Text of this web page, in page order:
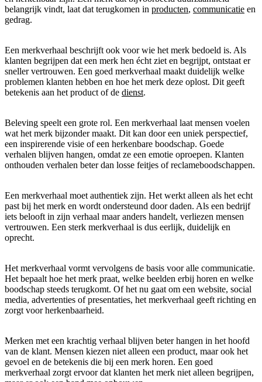
belangrijk vindt, laat dat terugkomen in producten, communicatie en
gedrag.
Een merkverhaal beschrijft ook voor wie het merk bedoeld is. Als
klanten begrijpen dat een merk hen écht ziet en begrijpt, ontstaat er
sneller vertrouwen. Een goed merkverhaal maakt duidelijk welke
problemen klanten hebben en hoe het merk deze oplost. Dit geeft
betekenis aan het product of de dienst.
Beleving speelt een grote rol. Een merkverhaal laat mensen voelen
wat het merk bijzonder maakt. Dit kan door een uniek perspectief,
een inspirerende visie of een herkenbare boodschap. Goede
verhalen blijven hangen, omdat ze een emotie oproepen. Klanten
onthouden verhalen beter dan losse feitjes of reclameboodschappen.
Een merkverhaal moet authentiek zijn. Het werkt alleen als het echt
past bij het merk en wordt ondersteund door daden. Als een bedrijf
iets belooft in zijn verhaal maar anders handelt, verliezen mensen
vertrouwen. Een sterk merkverhaal is dus eerlijk, duidelijk en
oprecht.
Het merkverhaal vormt vervolgens de basis voor alle communicatie.
Het bepaalt hoe het merk praat, welke beelden erbij horen en welke
boodschap steeds terugkomt. Of het nu gaat om een website, social
media, advertenties of presentaties, het merkverhaal geeft richting en
zorgt voor herkenbaarheid.
Merken met een krachtig verhaal blijven beter hangen in het hoofd
van de klant. Mensen kiezen niet alleen een product, maar ook het
gevoel en de betekenis die bij een merk horen. Een goed
merkverhaal zorgt ervoor dat klanten het merk niet alleen begrijpen,